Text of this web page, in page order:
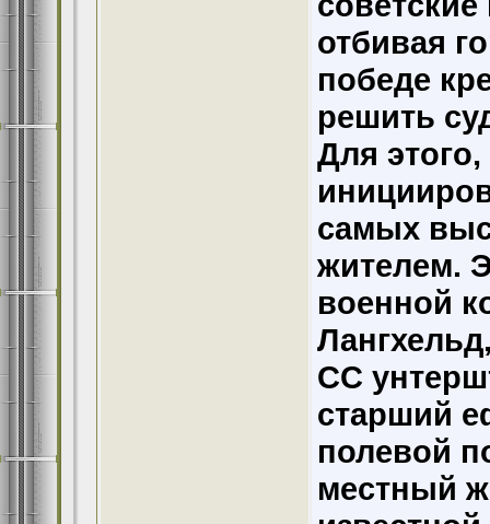
отбивая
победе
решить
Для
самых
жителем.
военной
СС
старший
полевой
местный